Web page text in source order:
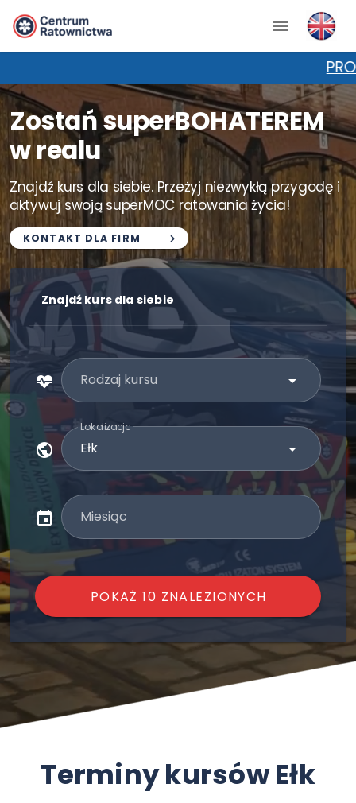
PROMOCJA
Zostań superBOHATEREM
w realu
Znajdź kurs dla siebie. Przeżyj niezwykłą przygodę i
aktywuj swoją superMOC ratowania życia!
KONTAKT DLA FIRM
Znajdź kurs dla siebie
Rodzaj kursu
Lokalizacja
Miesiąc
POKAŻ 10 ZNALEZIONYCH
Terminy kursów Ełk